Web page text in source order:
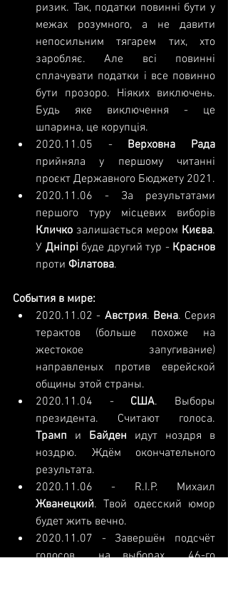
ризик. Так, податки повинні бути у
межах розумного, а не давити
непосильним тягарем тих, хто
заробляє. Але всі повинні
сплачувати податки і все повинно
бути прозоро. Ніяких виключень.
Будь яке виключення - це
шпарина, це корупція.
2020.11.05 - Верховна Рада
прийняла у першому читанні
проєкт Державного Бюджету 2021.
2020.11.06 - За результатами
Кличко залишається мером Києва.
У Дніпрі буде другий тур -
проти Філатова.
События в мире:
2020.11.02 - Австрия. Вена. Серия
терактов (больше похоже на
жестокое запугивание)
направленых против еврейской
общины этой страны.
2020.11.04 - США. Выборы
Трамп и Байден идут ноздря в
ноздрю. Ждём окончательного
результата.
2020.11.06
Жванецкий. Твой одесский юмор
будет жить вечно.
2020.11.07 - Завершён подсчёт
голосов  на выборах  46-го